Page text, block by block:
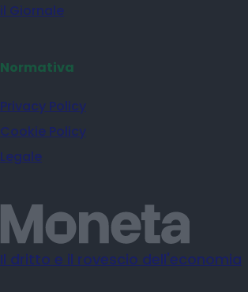
il Giornale
Normativa
Privacy Policy
Cookie Policy
Legale
Il dritto e il rovescio dell'economia